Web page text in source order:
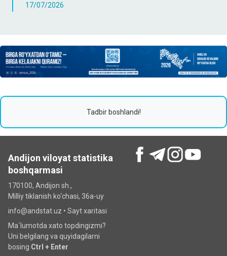
17/07/2026
Tadbir boshlandi!
Andijon viloyat statistika
boshqarmasi
170100, Andijon sh.,
Milliy tiklanish ko‘chаsi, 36a-uy
info@andstat.uz • Sayt xaritasi
Ma`lumotda xato topdingizmi?
Uni belgilang va quyidagilarni
bosing Ctrl + Enter